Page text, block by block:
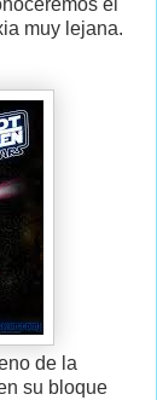
el
muy lejana.
de la
su bloque